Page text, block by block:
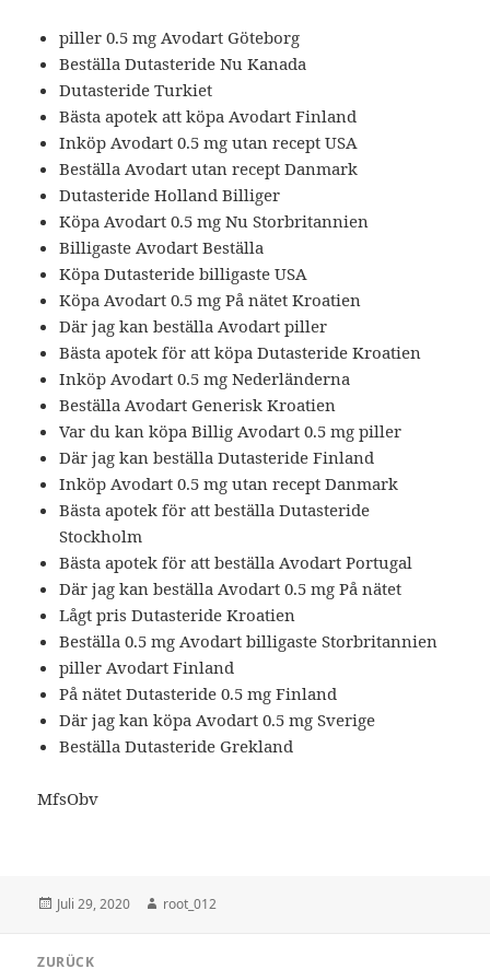
piller 0.5 mg Avodart Göteborg
Beställa Dutasteride Nu Kanada
Dutasteride Turkiet
Bästa apotek att köpa Avodart Finland
Inköp Avodart 0.5 mg utan recept USA
Beställa Avodart utan recept Danmark
Dutasteride Holland Billiger
Köpa Avodart 0.5 mg Nu Storbritannien
Billigaste Avodart Beställa
Köpa Dutasteride billigaste USA
Köpa Avodart 0.5 mg På nätet Kroatien
Där jag kan beställa Avodart piller
Bästa apotek för att köpa Dutasteride Kroatien
Inköp Avodart 0.5 mg Nederländerna
Beställa Avodart Generisk Kroatien
Var du kan köpa Billig Avodart 0.5 mg piller
Där jag kan beställa Dutasteride Finland
Inköp Avodart 0.5 mg utan recept Danmark
Bästa apotek för att beställa Dutasteride
Stockholm
Bästa apotek för att beställa Avodart Portugal
Där jag kan beställa Avodart 0.5 mg På nätet
Lågt pris Dutasteride Kroatien
Beställa 0.5 mg Avodart billigaste Storbritannien
piller Avodart Finland
På nätet Dutasteride 0.5 mg Finland
Där jag kan köpa Avodart 0.5 mg Sverige
Beställa Dutasteride Grekland
MfsObv
Veröffentlicht
Juli 29, 2020 Autor
root_012
ZURÜCK